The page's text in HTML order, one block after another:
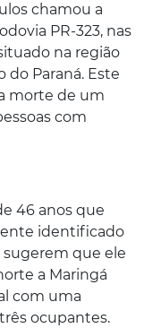
chamou a
PR-323, nas
na região
do Paraná. Este
morte de um
com
46 anos que
identificado
sugerem que ele
a Maringá
com uma
ocupantes.